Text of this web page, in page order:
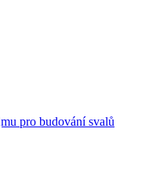
pro budování svalů